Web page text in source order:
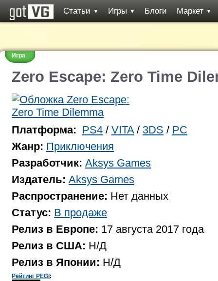
Статьи ▼ Игры ▼ Блоги Маркет ▼
Игра
Zero Escape: Zero Time
Платформа: PS4 / VITA/ 3DS / PC
Жанр: Приключения
Разработчик: Aksys Games
Издатель: Aksys Games
Распространение: Нет данных
Статус: В продаже
Релиз в Европе: 17 августа 2017 года
Релиз в США: Н/Д
Релиз в Японии: Н/Д
Рейтинг PEGI :